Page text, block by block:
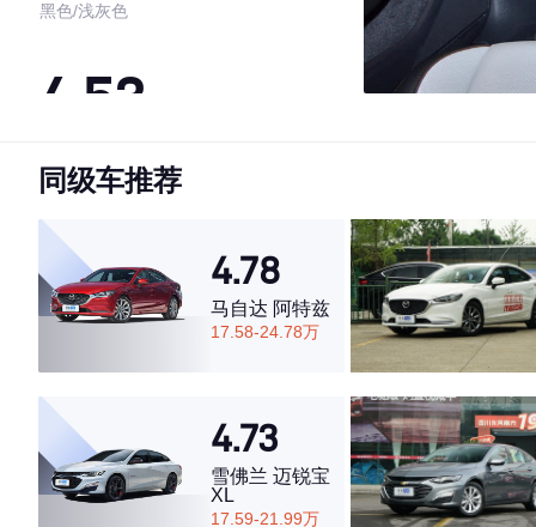
黑色/浅灰色
4.53
·外观表现一般，低于72%同级车
·空间表现较为优秀，优于76%同级车
同级车推荐
4.78
马自达 阿特兹
17.58-24.78万
4.73
雪佛兰 迈锐宝
XL
17.59-21.99万